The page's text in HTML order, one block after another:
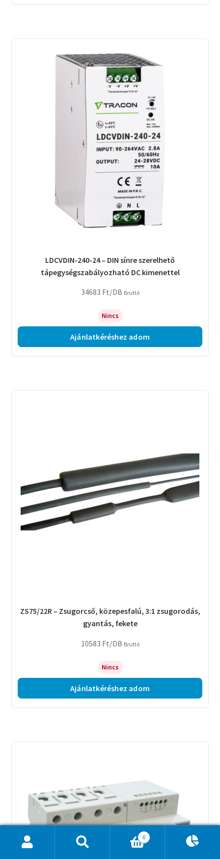
LDCVDIN-240-24 – DIN sínre szerelhető
tápegységszabályozható DC kimenettel
34683 Ft/DB Bruttó
Nincs
Ajánlatkéréshez adom
ZS75/22R – Zsugorcső, közepesfalú, 3:1 zsugorodás,
gyantás, fekete
10583 Ft/DB Bruttó
Nincs
Ajánlatkéréshez adom
0
Ajánlatkosár 0